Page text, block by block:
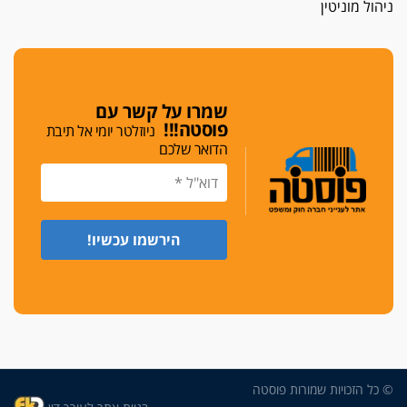
כפר מנדא: עורך דין נעצר בחשד להחזקת שני אקדח
בימ"ש מחוזי: החלטת עמית בכר לדחות מינוי מנכ"ל
חדש ללשכה אינה סבירה
משפחה ופוליטיקה
עו"ד גלעד מנשה ויאיר בכורו חגגו בר מצווה, שרי
דורשים הגנה וביטחון"
ניהול מוניטין
שמרו על קשר עם
פוסטה!!! ניוזלטר יומי אל תיבת
הדואר שלכם
© כל הזכויות שמורות פוסטה